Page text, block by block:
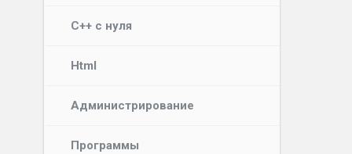
C++ с нуля
Html
Администрирование
Программы